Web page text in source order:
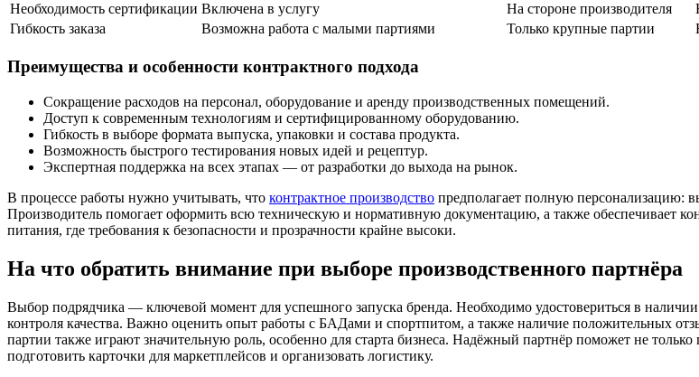
Необходимость сертификации Включена в услугу На стороне производителя
Гибкость заказа
Возможна работа с малыми партиями Только крупные партии
Преимущества и особенности контрактного подхода
Сокращение расходов на персонал, оборудование и аренду производственных помещений.
Доступ к современным технологиям и сертифицированному оборудованию.
Гибкость в выборе формата выпуска, упаковки и состава продукта.
Возможность быстрого тестирования новых идей и рецептур.
Экспертная поддержка на всех этапах — от разработки до выхода на рынок.
В процессе работы нужно учитывать, что контрактное производство предполагает полную персонализацию:
Производитель помогает оформить всю техническую и нормативную документацию, а также обеспечивает
питания, где требования к безопасности и прозрачности крайне высоки.
На что обратить внимание при выборе производственного партнёра
Выбор подрядчика — ключевой момент для успешного запуска бренда. Необходимо удостовериться в
контроля качества. Важно оценить опыт работы с БАДами и спортпитом, а также наличие положительных
партии также играют значительную роль, особенно для старта бизнеса. Надёжный партнёр поможет не только
подготовить карточки для маркетплейсов и организовать логистику.